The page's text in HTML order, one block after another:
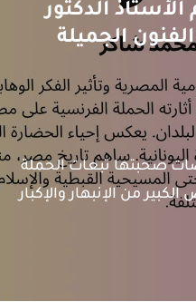
الدكتور
الجميلة
صحبتها تبعات الحملة
من الإنبهار والإكبار